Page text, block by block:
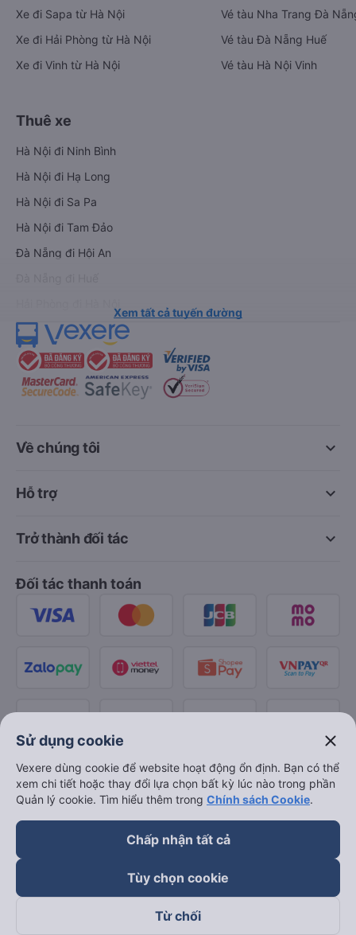
Xe đi Sapa từ Hà Nội
Xe đi Hải Phòng từ Hà Nội
Xe đi Vinh từ Hà Nội
Vé tàu Nha Trang Đà
Vé tàu Đà Nẵng Huế
Vé tàu Hà Nội Vinh
Thuê xe
Hà Nội đi Ninh Bình
Hà Nội đi Hạ Long
Hà Nội đi Sa Pa
Hà Nội đi Tam Đảo
Đà Nẵng đi Hội An
Xem tất cả tuyến đường
keyboard_arrow_down
Về chúng tôi
keyboard_arrow_down
Hỗ trợ
keyboard_arrow_down
Trở thành đối tác
Đối tác thanh toán
Sử dụng cookie close
Vexere dùng cookie để website hoạt động ổn định. Bạn có thể
xem chi tiết hoặc thay đổi lựa chọn bất kỳ lúc nào trong phần
Quản lý cookie. Tìm hiểu thêm trong Chính sách Cookie.
Chấp nhận tất cả
Tùy chọn cookie
Từ chối